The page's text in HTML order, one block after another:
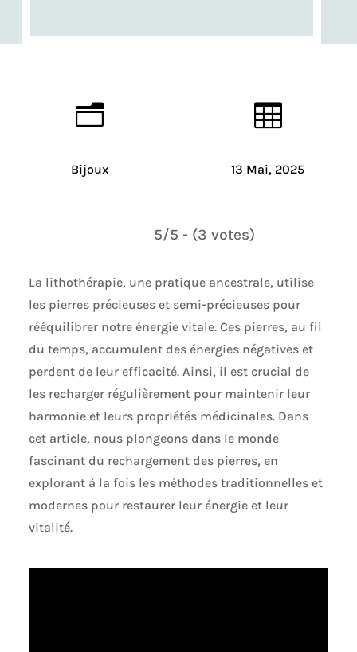
n
Bijoux

13 Mai, 2025
5/5 - (3 votes)
La lithothérapie, une pratique ancestrale, utilise
les pierres précieuses et semi-précieuses pour
rééquilibrer notre énergie vitale. Ces pierres, au fil
du temps, accumulent des énergies négatives et
perdent de leur efficacité. Ainsi, il est crucial de
les recharger régulièrement pour maintenir leur
harmonie et leurs propriétés médicinales. Dans
cet article, nous plongeons dans le monde
fascinant du rechargement des pierres, en
explorant à la fois les méthodes traditionnelles et
modernes pour restaurer leur énergie et leur
vitalité.